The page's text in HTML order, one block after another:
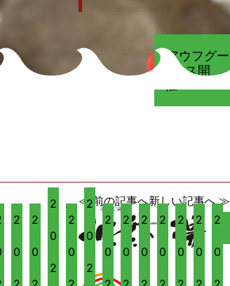
アウフグー
ス開
≪ 前の記事へ新しい記事へ ≫
2
0
2
0
2
0
2
2
0
2
0
2
2
0
2
0
2
0
2
0
2
0
2
0
2
0